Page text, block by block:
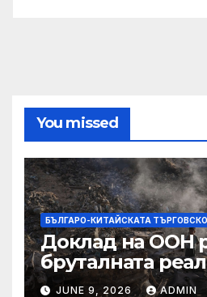
You missed
БЪЛГАРО-КИТАЙСКАТА
Доклад на ООН
бруталната
палестинците в
JUNE 9, 2026 ADMIN